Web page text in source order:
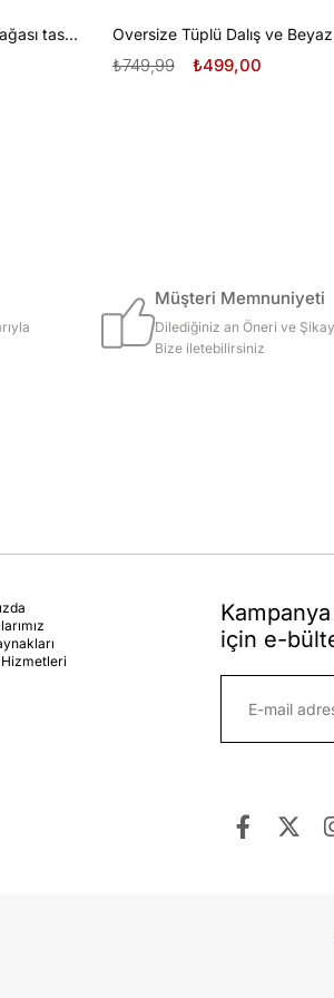
Oversize Şnorkel ve Su kaplumbağası tasarım unisex T-shirt
₺499,00
₺749,99
Müşteri Memnuniyeti
Dilediğiniz an Öneri ve
Bize iletebilirsiniz
için e-